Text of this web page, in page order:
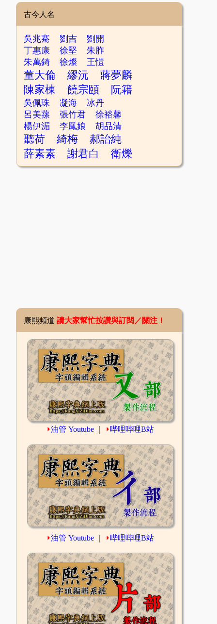
古今人名
吳兆騫 劉吉
劉開
丁惠康
徐堅
朱胙
朱萬錡
徐燦 王愷
董大倫 繆沅
蔣夢麟
陳家棟
饒宗頤 阮籍
吳佩珠 凝海
冰丹
呂美蓀
張竹君
徐裕馨
楊伊湄
李鳳娘 胡品清
聽荷 綺梅
郝詒純
薛素素
謝君白 衛爍
康熙頻道 請大家幫忙按讚與訂閱／關注！
⏵油管 Youtube ⏵哔哩哔哩B站
⏵油管 Youtube ⏵哔哩哔哩B站